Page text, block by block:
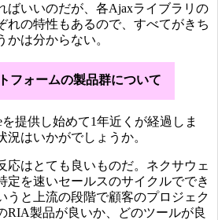
ばいいのだが、各Ajaxライブラリの
れの特性もあるので、すべてがきち
かは分からない。
フォームの製品群について
を提供し始めて1年近くが経過しま
況はいかがでしょうか。
はとても良いものだ。ネクサウェ
定を速いセールスのサイクルででき
うと上流の段階で顧客のプロジェク
RIA製品が良いか、どのツールが良